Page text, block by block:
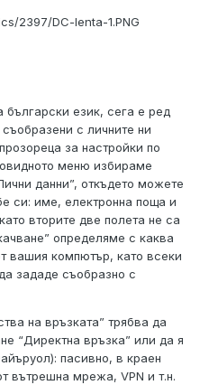
2397/DC-lenta-1.PNG
български език, сега е ред
с личните ни
за настройки по
меню избираме
данни”, откъдето можете
си: име, електронна поща и
вторите две полета не са
определяме с каква
вашия компютър, като всеки
зададе съобразно с
на връзката” трябва да
“Директна връзка” или да я
пасивно, в краен
вътрешна мрежа, VPN и т.н.